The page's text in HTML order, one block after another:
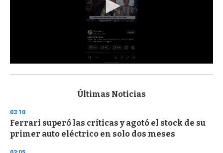
s
d
s
o
f
Últimas Noticias
03:10
Ferrari superó las críticas y agotó el stock de su
primer auto eléctrico en solo dos meses